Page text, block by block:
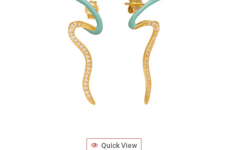
Quick View